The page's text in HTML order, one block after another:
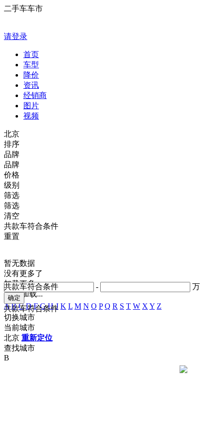
二手车车市
请登录
首页
车型
降价
资讯
经销商
图片
视频
北京
排序
品牌
品牌
价格
- 万
共款车符合条件
级别
共款车符合条件
筛选
筛选
清空
共款车符合条件
重置
暂无数据
没有更多了
加载更多
正在加载...
A B C D F G H J K L M N O P Q R S T W X Y Z
切换城市
当前城市
北京 重新定位
查找城市
B